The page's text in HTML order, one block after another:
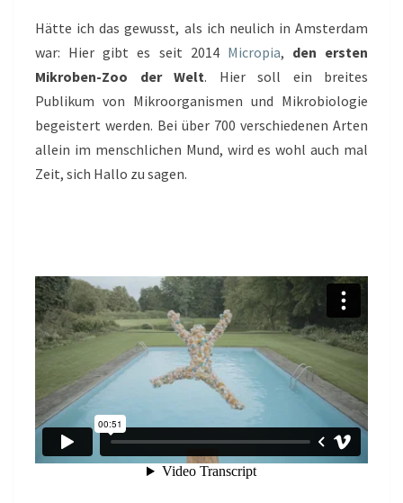
Hätte ich das gewusst, als ich neulich in Amsterdam
war: Hier gibt es seit 2014 Micropia, den ersten
Mikroben-Zoo der Welt. Hier soll ein breites
Publikum von Mikroorganismen und Mikrobiologie
begeistert werden. Bei über 700 verschiedenen Arten
allein im menschlichen Mund, wird es wohl auch mal
Zeit, sich Hallo zu sagen.